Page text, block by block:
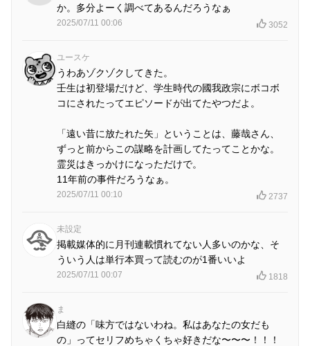
か。多分よーく調べてあるんだろうなぁ
2025/07/11 00:06 3052
ユースケ
うわあゾクゾクしてきた。
壬生は初登場だけど、学生時代の國我政宗にボコボ
コにされたってエピソードが出てたやつだよ。
「遠い昔に放たれた矢」ということは、藤哉さん、
ずっと前からこの謀略を計画してたってことかな。
霊災はきっかけになっただけで。
11年前の事件だろうなぁ。
2025/07/11 00:10 2737
未設定
掲載媒体的に月刊連載慣れてない人多いのかな、そ
ういう人は単行本買って読むのが1番いいよ
2025/07/11 00:07 1818
ま
白縫の「味方ではないわね。私はあなたの女だも
の」ってセリフめちゃくちゃ好きだな〜〜〜！！！